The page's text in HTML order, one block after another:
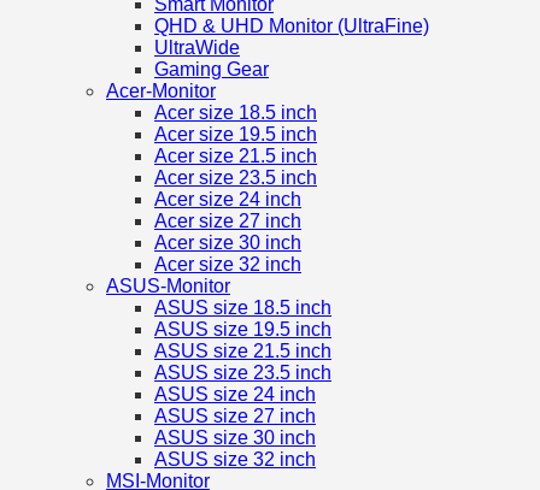
Smart Monitor
QHD & UHD Monitor (UltraFine)
UltraWide
Gaming Gear
Acer-Monitor
Acer size 18.5 inch
Acer size 19.5 inch
Acer size 21.5 inch
Acer size 23.5 inch
Acer size 24 inch
Acer size 27 inch
Acer size 30 inch
Acer size 32 inch
ASUS-Monitor
ASUS size 18.5 inch
ASUS size 19.5 inch
ASUS size 21.5 inch
ASUS size 23.5 inch
ASUS size 24 inch
ASUS size 27 inch
ASUS size 30 inch
ASUS size 32 inch
MSI-Monitor